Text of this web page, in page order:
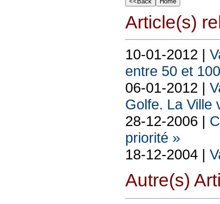
Article(s)
10-01-2012 |
entre 50 et
06-01-2012 |
Golfe. La Ville
28-12-2006 |
priorité »
18-12-2004 |
Autre(s)